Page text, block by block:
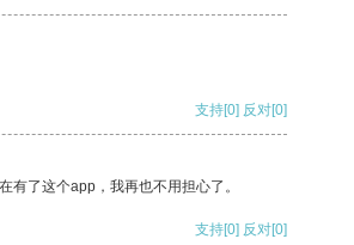
支持[0] 反对[0]
了这个app，我再也不用担心了。
支持[0] 反对[0]